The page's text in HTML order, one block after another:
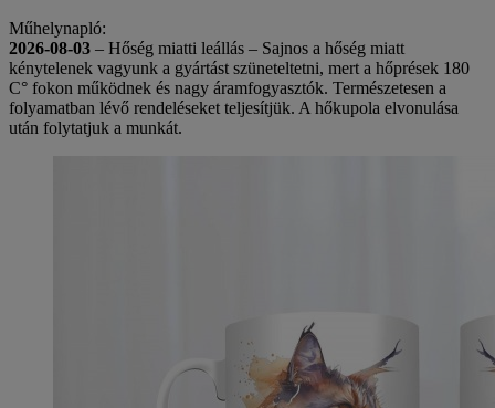
Műhelynapló:
2026-08-03 – Hőség miatti leállás – Sajnos a hőség miatt
kénytelenek vagyunk a gyártást szüneteltetni, mert a hőprések 180
C° fokon működnek és nagy áramfogyasztók. Természetesen a
folyamatban lévő rendeléseket teljesítjük. A hőkupola elvonulása
után folytatjuk a munkát.